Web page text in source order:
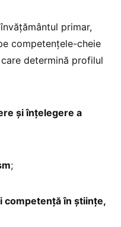
primar,
competențele-cheie
determină profilul
și înțelegere a
;
competență în științe,